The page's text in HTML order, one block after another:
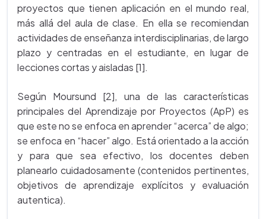
proyectos que tienen aplicación en el mundo real,
más allá del aula de clase. En ella se recomiendan
actividades de enseñanza interdisciplinarias, de largo
plazo y centradas en el estudiante, en lugar de
lecciones cortas y aisladas [1].
Según Moursund [2], una de las características
principales del Aprendizaje por Proyectos (ApP) es
que este no se enfoca en aprender “acerca” de algo;
se enfoca en “hacer” algo. Está orientado a la acción
y para que sea efectivo, los docentes deben
planearlo cuidadosamente (contenidos pertinentes,
objetivos de aprendizaje explícitos y evaluación
autentica).